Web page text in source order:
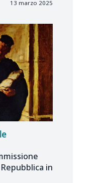
13 marzo 2025
in